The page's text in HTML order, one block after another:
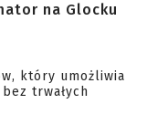
na Glocku
który umożliwia
trwałych